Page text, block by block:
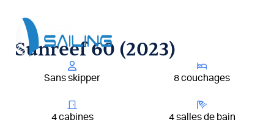
contenu
Sunreef 60 (2023)
Sans skipper 8 couchages
4 cabines 4 salles de bain